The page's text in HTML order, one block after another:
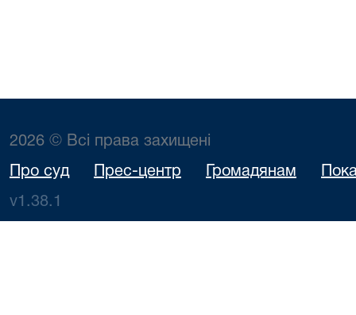
2026 © Всі права захищені
Про суд Прес-центр Громадянам
v1.38.1